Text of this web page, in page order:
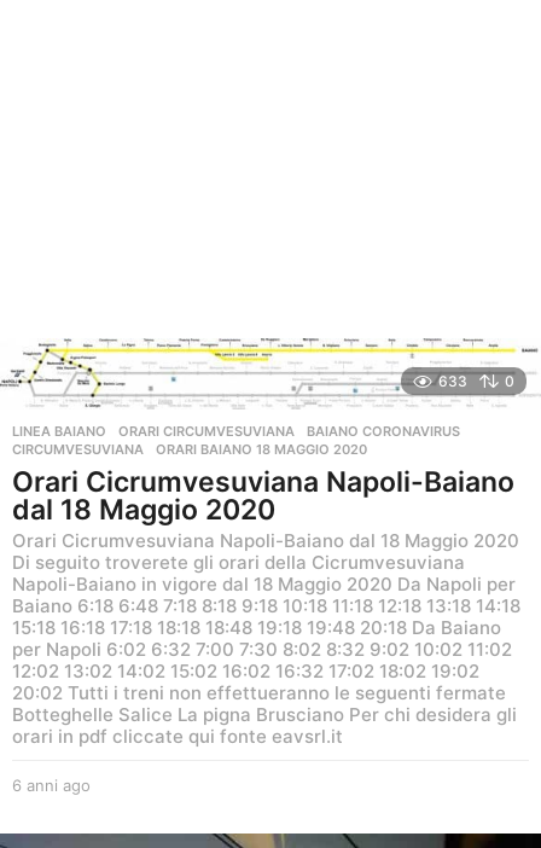
633 0
LINEA BAIANO ,ORARI CIRCUMVESUVIANA BAIANO CORONAVIRUS
CIRCUMVESUVIANA
,ORARI BAIANO 18 MAGGIO 2020
Orari Cicrumvesuviana Napoli-Baiano
dal 18 Maggio 2020
Orari Cicrumvesuviana Napoli-Baiano dal 18 Maggio 2020
Di seguito troverete gli orari della Cicrumvesuviana
Napoli-Baiano in vigore dal 18 Maggio 2020 Da Napoli per
Baiano 6:18 6:48 7:18 8:18 9:18 10:18 11:18 12:18 13:18 14:18
15:18 16:18 17:18 18:18 18:48 19:18 19:48 20:18 Da Baiano
per Napoli 6:02 6:32 7:00 7:30 8:02 8:32 9:02 10:02 11:02
12:02 13:02 14:02 15:02 16:02 16:32 17:02 18:02 19:02
20:02 Tutti i treni non effettueranno le seguenti fermate
Botteghelle Salice La pigna Brusciano Per chi desidera gli
orari in pdf cliccate qui fonte eavsrl.it
6 anni ago
n